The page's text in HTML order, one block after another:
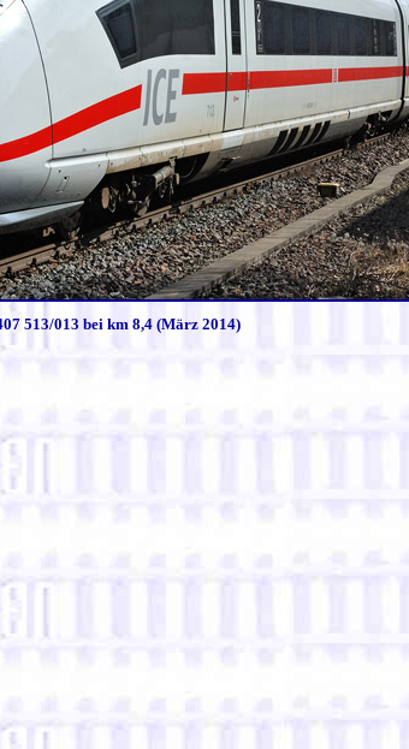
513/013 bei km 8,4 (März 2014)